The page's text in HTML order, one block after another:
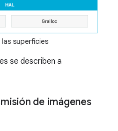
superficies
se describen a
de imágenes